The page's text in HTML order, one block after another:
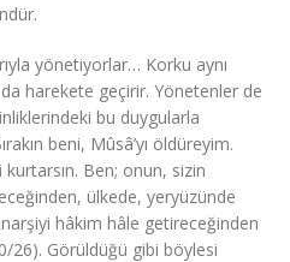
yönetiyorlar… Korku aynı
harekete geçirir. Yönetenler de
bu duygularla
beni, Mûsâ’yı öldüreyim.
Ben; onun, sizin
ülkede, yeryüzünde
hâkim hâle getireceğinden
26). Görüldüğü gibi böylesi